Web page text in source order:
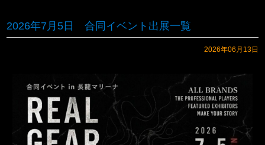
2026年7月5日 合同イベント出展一覧
2026年06月13日